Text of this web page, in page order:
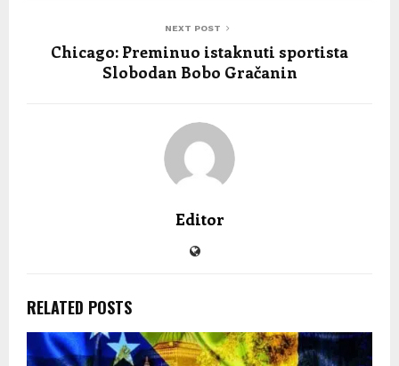
NEXT POST
Chicago: Preminuo istaknuti sportista
Slobodan Bobo Gračanin
Editor
RELATED POSTS